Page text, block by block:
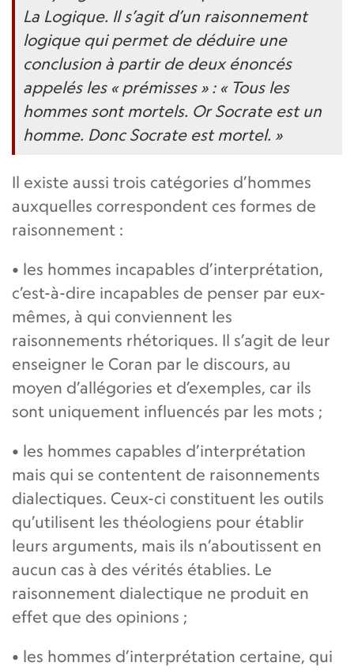
La Logique. Il s’agit d’un raisonnement
logique qui permet de déduire une
conclusion à partir de deux énoncés
appelés les « prémisses » : « Tous les
hommes sont mortels. Or Socrate est un
homme. Donc Socrate est mortel. »
Il existe aussi trois catégories d’hommes
auxquelles correspondent ces formes de
raisonnement :
• les hommes incapables d’interprétation,
c’est-à-dire incapables de penser par eux-
mêmes, à qui conviennent les
raisonnements rhétoriques. Il s’agit de leur
enseigner le Coran par le discours, au
moyen d’allégories et d’exemples, car ils
sont uniquement influencés par les mots ;
• les hommes capables d’interprétation
mais qui se contentent de raisonnements
dialectiques. Ceux-ci constituent les outils
qu’utilisent les théologiens pour établir
leurs arguments, mais ils n’aboutissent en
aucun cas à des vérités établies. Le
raisonnement dialectique ne produit en
effet que des opinions ;
• les hommes d’interprétation certaine, qui